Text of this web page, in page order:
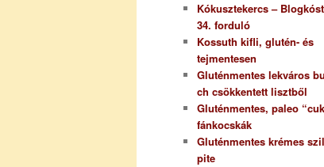
Kókusztekercs –
34. forduló
Kossuth kifli, glutén- és
tejmentesen
Gluténmentes lekváros
ch csökkentett lisztből
Gluténmentes, paleo
fánkocskák
Gluténmentes krémes
pite